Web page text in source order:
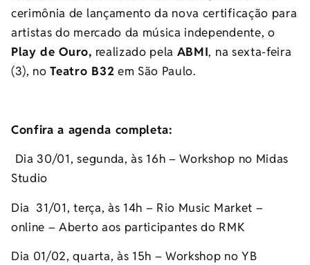
cerimônia de lançamento da nova certificação para
artistas do mercado da música independente, o
Play de Ouro, realizado pela ABMI, na sexta-feira
(3), noTeatro B32 em São Paulo.
Confira a agenda completa:
Dia 30/01, segunda, às 16h – Workshop no Midas
Studio
Dia 31/01, terça, às 14h – Rio Music Market –
online – Aberto aos participantes do RMK
Dia 01/02, quarta, às 15h – Workshop no YB